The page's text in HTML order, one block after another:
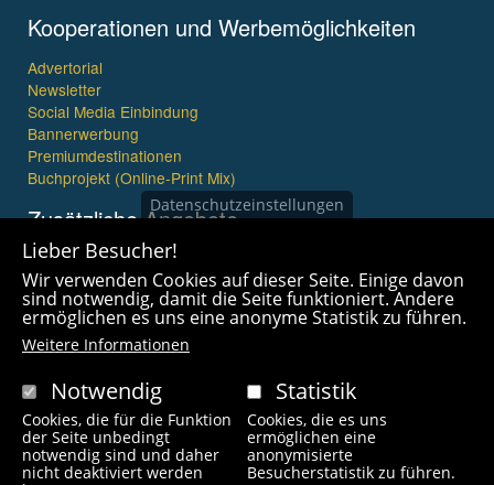
Kooperationen und Werbemöglichkeiten
Advertorial
Newsletter
Social Media Einbindung
Bannerwerbung
Premiumdestinationen
Buchprojekt (Online-Print Mix)
Zusätzliche Angebote
Imagefilme und mehr
360° x 360° Fotografie
Copyright © 2021 wanderfreak.de. Alle Rechte vorbehalten.
Datenschutzeinstellungen
Lieber Besucher!
Wir verwenden Cookies auf dieser Seite. Einige davon
sind notwendig, damit die Seite funktioniert. Andere
ermöglichen es uns eine anonyme Statistik zu führen.
Weitere Informationen
Notwendig
Cookies, die für die Funktion
der Seite unbedingt
notwendig sind und daher
nicht deaktiviert werden
Statistik
Cookies, die es uns
ermöglichen eine
anonymisierte
Besucherstatistik zu führen.